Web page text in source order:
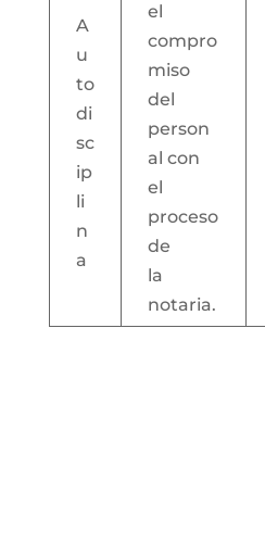
A
u
to
di
sc
ip
li
n
a
el
compro
miso
del
person
al con
el
proceso
de
la
notaria.